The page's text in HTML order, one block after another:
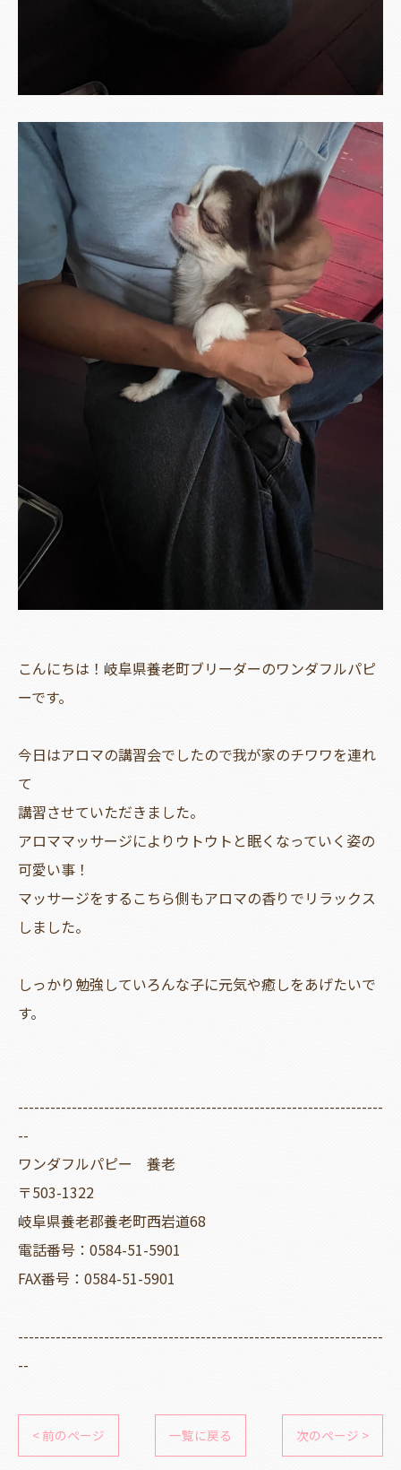
こんにちは！岐阜県養老町ブリーダーのワンダフルパピ
ーです。
今日はアロマの講習会でしたので我が家のチワワを連れ
て
講習させていただきました。
アロママッサージによりウトウトと眠くなっていく姿の
可愛い事！
マッサージをするこちら側もアロマの香りでリラックス
しました。
しっかり勉強していろんな子に元気や癒しをあげたいで
す。
--------------------------------------------------------------------
--
ワンダフルパピー 養老
〒503-1322
岐阜県養老郡養老町西岩道68
電話番号：0584-51-5901
FAX番号：0584-51-5901
--------------------------------------------------------------------
--
< 前のページ 一覧に戻る 次のページ >